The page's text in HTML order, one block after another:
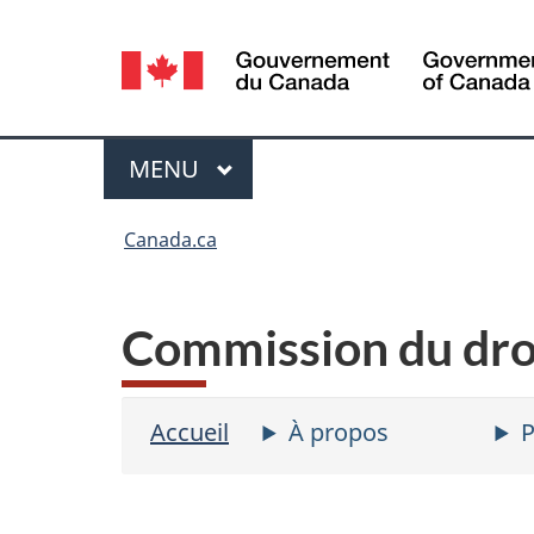
de
langue
Menu
MENU PRINCIPAL
Canada.ca
Commission du
Accueil À propos